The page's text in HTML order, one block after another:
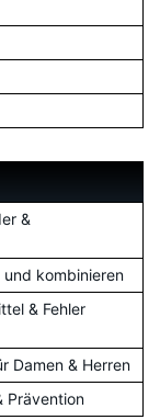
&
kombinieren
& Fehler
Damen & Herren
Prävention